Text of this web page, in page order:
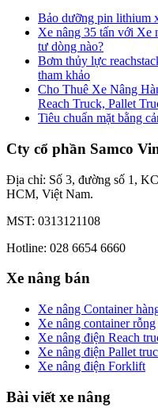
Bảo dưỡng pin lithium
Xe nâng 35 tấn với Xe
tư dòng nào?
Bơm thủy lực
tham khảo
Cho Thuê Xe Nâng
Reach Truck, Pallet
Tiêu chuẩn mặt bằng
Cty cổ phần Samco
Địa chỉ: Số 3, đường số 1,
HCM, Việt Nam.
MST: 0313121108
Hotline: 028 6654 6660
Xe nâng bán
Xe nâng Container
Xe nâng container rỗng
Xe nâng điện Reach
Xe nâng điện Pallet
Xe nâng điện Forklift
Bài viết xe nâng